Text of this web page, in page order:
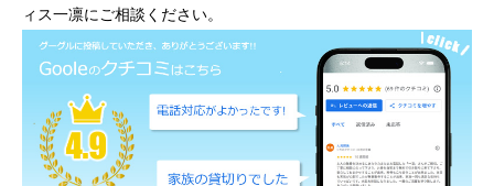
ィス一凛にご相談ください。